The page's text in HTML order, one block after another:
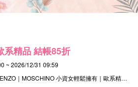
系精品 結帳85折
~ 2026/12/31 09:59
Burberry｜Chloe｜Tod's｜KENZO｜MOSCHINO 小資女輕鬆擁有｜歐系精品 結帳85折